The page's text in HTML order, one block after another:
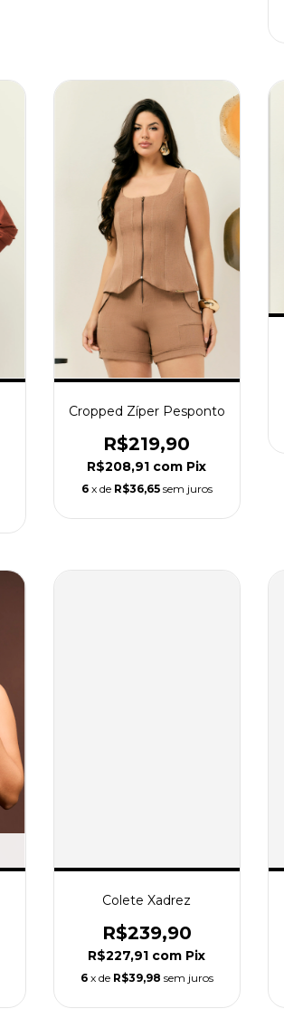
Cropped Zíper Pesponto
R$219,90
R$208,91 com Pix
6 x de R$36,65 sem juros
Colete Xadrez
R$239,90
R$227,91 com Pix
6 x de R$39,98 sem juros